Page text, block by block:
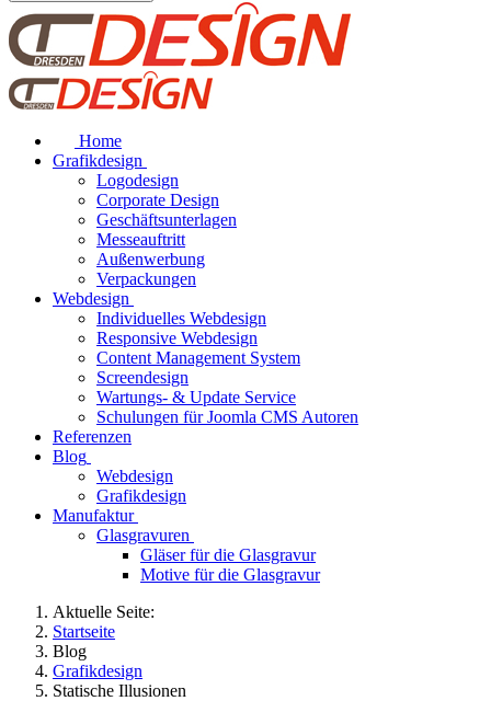
Home
Grafikdesign
Logodesign
Corporate Design
Geschäftsunterlagen
Messeauftritt
Außenwerbung
Verpackungen
Webdesign
Individuelles Webdesign
Responsive Webdesign
Content Management System
Screendesign
Wartungs- & Update Service
Schulungen für Joomla CMS Autoren
Referenzen
Blog
Webdesign
Grafikdesign
Manufaktur
Glasgravuren
Gläser für die Glasgravur
Motive für die Glasgravur
Aktuelle Seite:
Startseite
Blog
Grafikdesign
Statische Illusionen